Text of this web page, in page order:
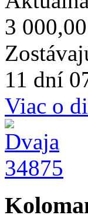
3
11 dní
Viac o
34875